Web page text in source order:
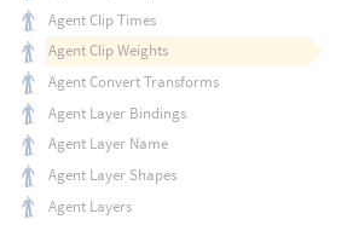
Agent Clip Times
Agent Clip Weights
Agent Convert Transforms
Agent Layer Bindings
Agent Layer Name
Agent Layer Shapes
Agent Layers